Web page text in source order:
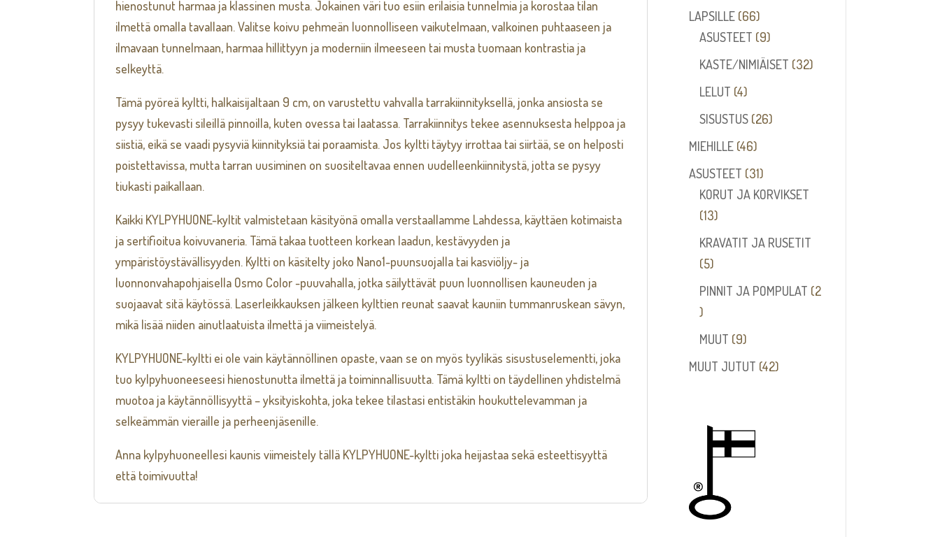
hienostunut harmaa ja klassinen musta. Jokainen väri tuo esiin erilaisia tunnelmia ja korostaa tilan
ilmettä omalla tavallaan. Valitse koivu pehmeän luonnolliseen vaikutelmaan, valkoinen puhtaaseen ja
ilmavaan tunnelmaan, harmaa hillittyyn ja moderniin ilmeeseen tai musta tuomaan kontrastia ja
selkeyttä.
Tämä pyöreä kyltti, halkaisijaltaan 9 cm, on varustettu vahvalla tarrakiinnityksellä, jonka ansiosta se
pysyy tukevasti sileillä pinnoilla, kuten ovessa tai laatassa. Tarrakiinnitys tekee asennuksesta helppoa ja
siistiä, eikä se vaadi pysyviä kiinnityksiä tai poraamista. Jos kyltti täytyy irrottaa tai siirtää, se on helposti
poistettavissa, mutta tarran uusiminen on suositeltavaa ennen uudelleenkiinnitystä, jotta se pysyy
tiukasti paikallaan.
Kaikki KYLPYHUONE-kyltit valmistetaan käsityönä omalla verstaallamme Lahdessa, käyttäen kotimaista
ja sertifioitua koivuvaneria. Tämä takaa tuotteen korkean laadun, kestävyyden ja
ympäristöystävällisyyden. Kyltti on käsitelty joko Nano1-puunsuojalla tai kasviöljy- ja
luonnonvahapohjaisella Osmo Color -puuvahalla, jotka säilyttävät puun luonnollisen kauneuden ja
suojaavat sitä käytössä. Laserleikkauksen jälkeen kylttien reunat saavat kauniin tummanruskean sävyn,
mikä lisää niiden ainutlaatuista ilmettä ja viimeistelyä.
KYLPYHUONE-kyltti ei ole vain käytännöllinen opaste, vaan se on myös tyylikäs sisustuselementti, joka
tuo kylpyhuoneeseesi hienostunutta ilmettä ja toiminnallisuutta. Tämä kyltti on täydellinen yhdistelmä
muotoa ja käytännöllisyyttä – yksityiskohta, joka tekee tilastasi entistäkin houkuttelevamman ja
selkeämmän vieraille ja perheenjäsenille.
Anna kylpyhuoneellesi kaunis viimeistely tällä KYLPYHUONE-kyltti joka heijastaa sekä esteettisyyttä
että toimivuutta!
tuotetta
LAPSILLE 6666
tuotetta
ASUSTEET 99
tuotetta
KASTE/NIMIÄISET 3232
LELUT 44
tuotetta
SISUSTUS 2626
MIEHILLE 4646
tuotetta
ASUSTEET 3131
tuotetta
KORUT JA KORVIKSET
1313
tuotetta
KRAVATIT JA RUSETIT
55
tuotetta
PINNIT JA POMPULAT 2
2
tuotetta
MUUT 99
tuotetta
MUUT JUTUT 4242